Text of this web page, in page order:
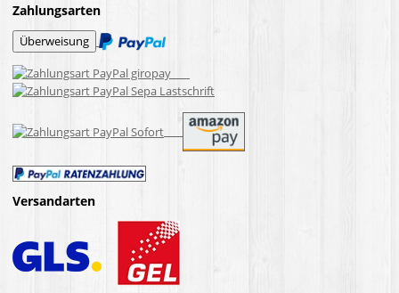
Zahlungsarten
Versandarten